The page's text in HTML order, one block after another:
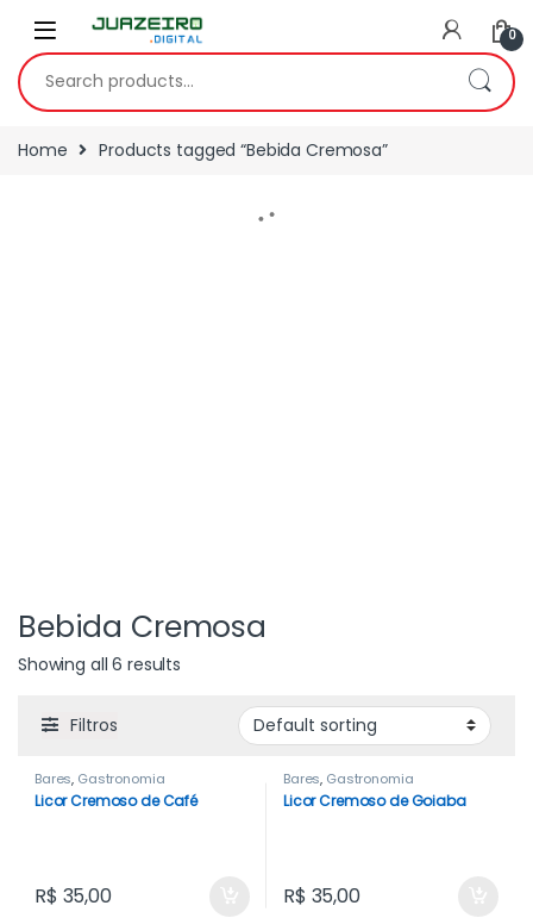
0
Home Products tagged “Bebida Cremosa”
Bebida Cremosa
Showing all 6 results
Filtros
Bares, Gastronomia
Licor Cremoso de Café
R$ 35,00
Bares, Gastronomia
Licor Cremoso de Goiaba
R$ 35,00